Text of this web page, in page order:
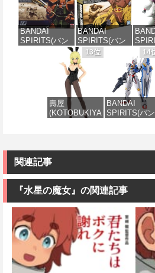
エ[カラーC] 色
分け済みプラ
モデル
価格：¥4,450
ザクI(黒い三連
星仕様) 1/144
スケール 色分
け済みプラモ
デル
価格：¥2,202
ア・
ー 色
プラ
価
BANDAI
SPIRITS(バン
ダイ スピリッ
(ガルマ専用機)
(機動戦士ガン
価格：¥2,982
BANDAI
SPIRITS(バン
ダイ スピリッ
ツ) HGUC 機動
戦士ガンダム
MSM-03 ゴッ
グ 1/144スケー
ル 色分け済み
プラモデル
ダイ
ツ)
機動
ダム
イ 1/
ル 色
プラ
13位
壽屋
(KOTOBUKIYA
I〈Bunny
Style〉 全高約
ケール プラモ
デル
価格：¥11,000
14
BANDAI
SPIRITS(バン
機動戦士ガン
アリアル 1/
スケール 色分
け済みプラモ
価格：
関連記事
『水星の魔女』の関連記事